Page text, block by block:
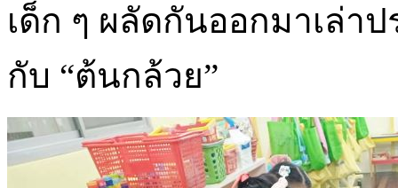
เด็ก ๆ ผลัดกันออกมาเล่า
กับ “ต้นกล้วย”